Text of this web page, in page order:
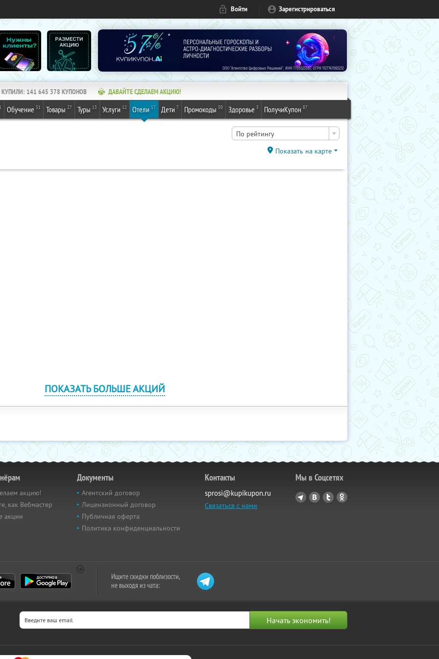
Войти Зарегистрироваться
КУПИЛИ: 141 645 378 КУПОНОВ ДАВАЙТЕ СДЕЛАЕМ АКЦИЮ!
1 Обучение 31 Товары 27 Туры 13 Услуги 12 Отели 17 Дети 7 Промокоды 50 Здоровье 3 ПолучиКупон 87
По рейтингу
Показать на карте
ПОКАЗАТЬ БОЛЬШЕ АКЦИЙ
акцию!
как Вебмастер
акции
Документы
Агентский договор
Лицензионный договор
Публичная оферта
Политика конфиденциальности
Контакты
sprosi@kupikupon.ru
Связаться с нами
Мы в Соцсетях
Ищите скидки поблизости,
не выходя из чата: